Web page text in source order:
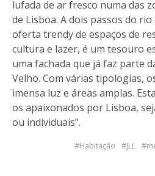
lufada de ar fresco numa das
de Lisboa. A dois passos do rio
oferta trendy de espaços de
cultura e lazer, é um tesouro
uma fachada que já faz parte
Velho. Com várias tipologias,
imensa luz e áreas amplas.
os apaixonados por Lisboa,
ou individuais”.
Habitação JLL